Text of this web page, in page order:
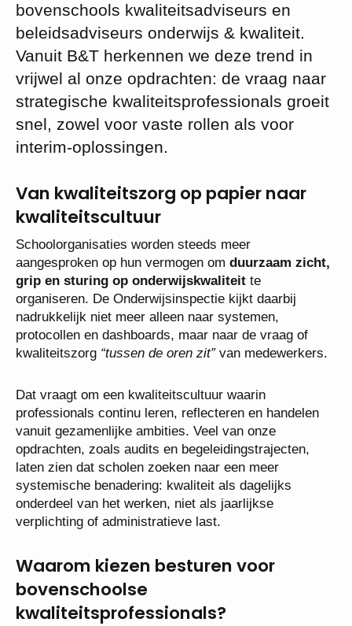
bovenschools kwaliteitsadviseurs en
beleidsadviseurs onderwijs & kwaliteit.
Vanuit B&T herkennen we deze trend in
vrijwel al onze opdrachten: de vraag naar
strategische kwaliteitsprofessionals groeit
snel, zowel voor vaste rollen als voor
interim-oplossingen.
Van kwaliteitszorg op papier naar
kwaliteitscultuur
Schoolorganisaties worden steeds meer
aangesproken op hun vermogen om duurzaam zicht,
grip en sturing op onderwijskwaliteit te
organiseren. De Onderwijsinspectie kijkt daarbij
nadrukkelijk niet meer alleen naar systemen,
protocollen en dashboards, maar naar de vraag of
kwaliteitszorg “tussen de oren zit”van medewerkers.
Dat vraagt om een kwaliteitscultuur waarin
professionals continu leren, reflecteren en handelen
vanuit gezamenlijke ambities. Veel van onze
opdrachten, zoals audits en begeleidingstrajecten,
laten zien dat scholen zoeken naar een meer
systemische benadering: kwaliteit als dagelijks
onderdeel van het werken, niet als jaarlijkse
verplichting of administratieve last.
Waarom kiezen besturen voor
bovenschoolse
kwaliteitsprofessionals?